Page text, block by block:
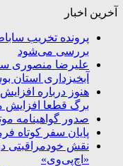
آخرین اخبار
پرونده تخریب
بررسی می‌شود
علیرضا منصوری
آبخیزداری استان
هنوز درباره
برگ قطعا افزایش
صدور گواهینامه
پایان سفر کوتاه
نقش خودمراقبتی
«اچ‌پی‌وی»